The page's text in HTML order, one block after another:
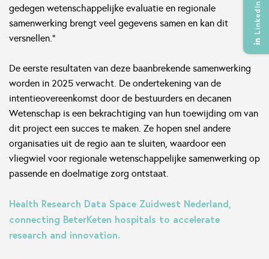
LinkedIn
gedegen wetenschappelijke evaluatie en regionale
samenwerking brengt veel gegevens samen en kan dit
versnellen."
De eerste resultaten van deze baanbrekende samenwerking
worden in 2025 verwacht. De ondertekening van de
intentieovereenkomst door de bestuurders en decanen
Wetenschap is een bekrachtiging van hun toewijding om van
dit project een succes te maken. Ze hopen snel andere
organisaties uit de regio aan te sluiten, waardoor een
vliegwiel voor regionale wetenschappelijke samenwerking op
passende en doelmatige zorg ontstaat.
Health Research Data Space Zuidwest Nederland,
connecting BeterKeten hospitals to accelerate
research and innovation.